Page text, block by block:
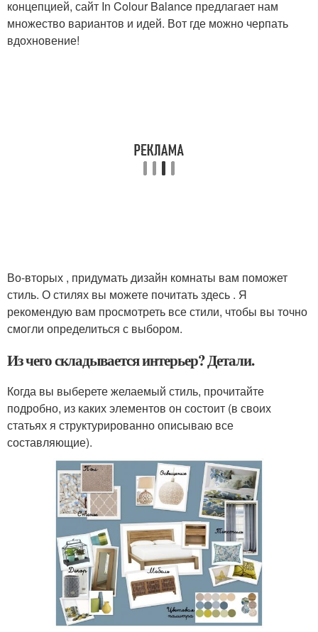
концепцией, сайт In Colour Balance предлагает нам
множество вариантов и идей. Вот где можно черпать
вдохновение!
Во-вторых , придумать дизайн комнаты вам поможет
стиль. О стилях вы можете почитать здесь . Я
рекомендую вам просмотреть все стили, чтобы вы точно
смогли определиться с выбором.
Из чего складывается интерьер? Детали.
Когда вы выберете желаемый стиль, прочитайте
подробно, из каких элементов он состоит (в своих
статьях я структурированно описываю все
составляющие).